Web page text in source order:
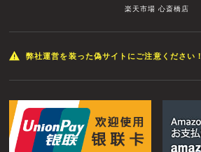
楽天市場 心斎橋店
弊社運営を装った偽サイトにご注意ください！